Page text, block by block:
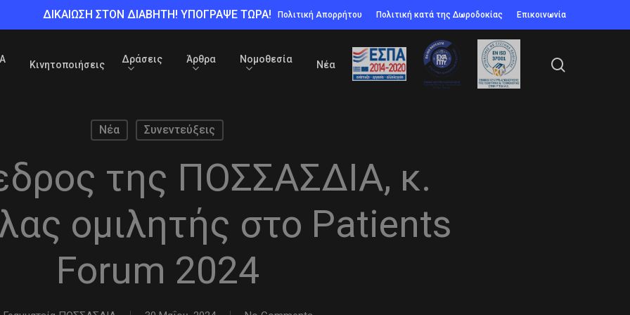
ΔΙΚΑΙΩΣΗ ΣΤΟΝ ΔΙΑΒΗΤΗ! ΥΠΟΓΡΑΨΕ ΤΩΡΑ! Πολιτική Απορρήτου Πολιτική κατά της Δωροδοκίας Επικοινωνία
Κινητοποιήσεις
Δράσεις Άρθρα Νομοθεσία
Νέα
Νέα Συνεντεύξεις
της ΠΟΣΣΑΣΔΙΑ, κ.
ομιλητής στο Patients
Forum 2024